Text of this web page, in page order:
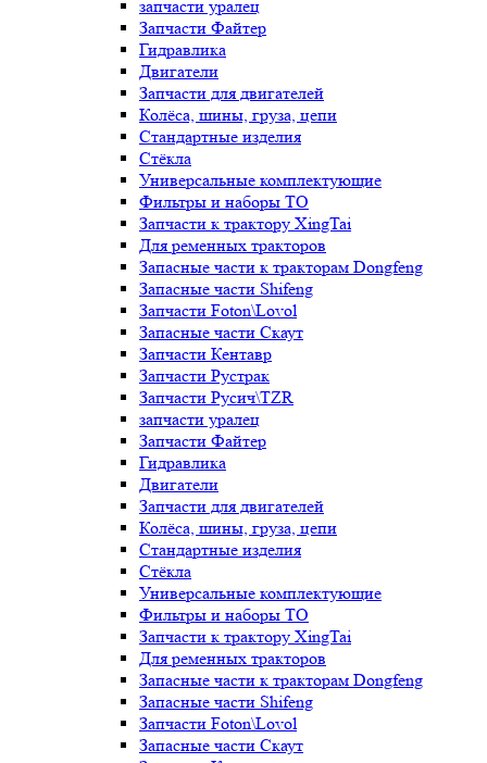
запчасти уралец
Запчасти Файтер
Гидравлика
Двигатели
Запчасти для двигателей
Колёса, шины, груза, цепи
Стандартные изделия
Стёкла
Универсальные комплектующие
Фильтры и наборы ТО
Запчасти к трактору XingTai
Для ременных тракторов
Запасные части к тракторам Dongfeng
Запасные части Shifeng
Запчасти Foton\Lovol
Запасные части Скаут
Запчасти Кентавр
Запчасти Рустрак
Запчасти Русич\TZR
запчасти уралец
Запчасти Файтер
Гидравлика
Двигатели
Запчасти для двигателей
Колёса, шины, груза, цепи
Стандартные изделия
Стёкла
Универсальные комплектующие
Фильтры и наборы ТО
Запчасти к трактору XingTai
Для ременных тракторов
Запасные части к тракторам Dongfeng
Запасные части Shifeng
Запчасти Foton\Lovol
Запасные части Скаут